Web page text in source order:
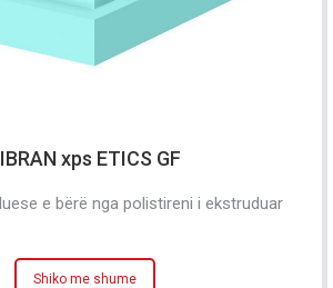
xps ETICS GF
e bërë nga polistireni i ekstruduar
Shiko me shume